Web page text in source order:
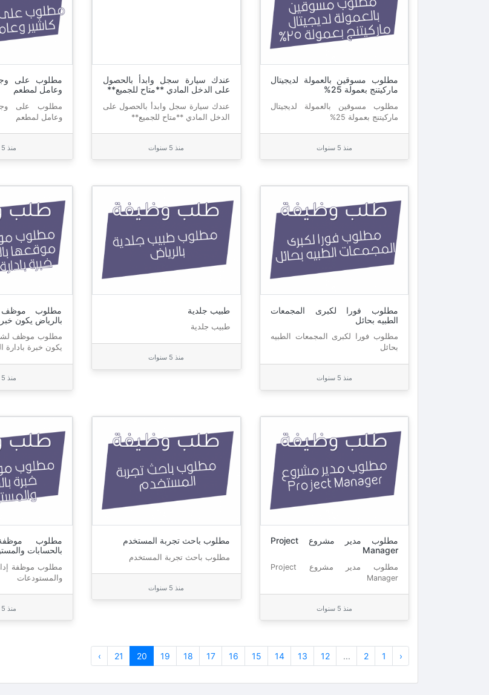
مطلوب مسوقين بالعمولة لديجيتال
ماركيتنج بعمولة 25%
مطلوب مسوقين بالعمولة لديجيتال
ماركيتنج بعمولة 25%
منذ 5 سنوات
عندك سيارة سجل وابدأ بالحصول
على الدخل المادي **متاح للجميع**
عندك سيارة سجل وابدأ بالحصول على
الدخل المادي **متاح للجميع**
منذ 5 سنوات
مطلوب على
وعامل لمطعم
مطلوب على
وعامل لمطعم
منذ 5 سنوات
مطلوب فورا لكبرى المجمعات
الطبيه بحائل
مطلوب فورا لكبرى المجمعات الطبيه
بحائل
منذ 5 سنوات
طبيب جلدية
طبيب جلدية
منذ 5 سنوات
مطلوب موظف
بالرياض يكون
مطلوب موظف
يكون خبرة بادارة
منذ 5 سنوات
مطلوب مدير مشروع Project
Manager
مطلوب مدير مشروع Project
Manager
منذ 5 سنوات
مطلوب باحث تجربة المستخدم
مطلوب باحث تجربة المستخدم
منذ 5 سنوات
مطلوب
بالحسابات
مطلوب موظفة
والمستودعات
منذ 5 سنوات
‹
1
2
...
12
13
14
15
16
17
18
19
20
21
›